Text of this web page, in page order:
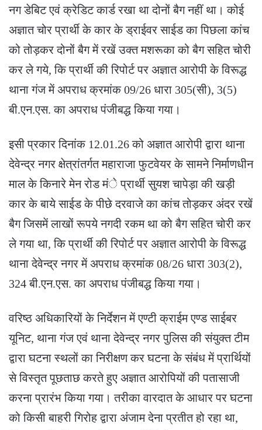
नग डेबिट एवं क्रेडिट कार्ड रखा था दोनों बैग नहीं था। कोई
अज्ञात चोर प्रार्थी के कार के ड्राईवर साईड का पिछला कांच
को तोड़कर दोनों बैग में रखें उक्त मशरूका को बैग सहित चोरी
कर ले गये, कि प्रार्थी की रिपोर्ट पर अज्ञात आरोपी के विरूद्ध
थाना गंज में अपराध क्रमांक 09/26 धारा 305(सी), 3(5)
बी.एन.एस. का अपराध पंजीबद्ध किया गया।
इसी प्रकार दिनांक 12.01.26 को अज्ञात आरोपी द्वारा थाना
देवेन्द्र नगर क्षेत्रांतर्गत महाराजा फुटवेयर के सामने निर्माणधीन
माल के किनारे मेन रोड मंे प्रार्थी सुयश चापेड़ा की खड़ी
कार के बाये साईड के पीछे दरवाजे का कांच तोड़कर अंदर रखें
बैग जिसमें लाखों रूपये नगदी रकम था को बैग सहित चोरी कर
ले गया था, कि प्रार्थी की रिपोर्ट पर अज्ञात आरोपी के विरूद्ध
थाना देवेन्द्र नगर में अपराध क्रमांक 08/26 धारा 303(2),
324 बी.एन.एस. का अपराध पंजीबद्ध किया गया।
वरिष्ठ अधिकारियों के निर्देशन में एण्टी क्राईम एण्ड साईबर
यूनिट, थाना गंज एवं थाना देवेन्द्र नगर पुलिस की संयुक्त टीम
द्वारा घटना स्थलों का निरीक्षण कर घटना के संबंध में प्रार्थियों
से विस्तृत पूछताछ करते हुए अज्ञात आरोपियों की पतासाजी
करना प्रारंभ किया गया। तरीका वारदात के आधार पर घटना
को किसी बाहरी गिरोह द्वारा अंजाम देना प्रतीत हो रहा था,